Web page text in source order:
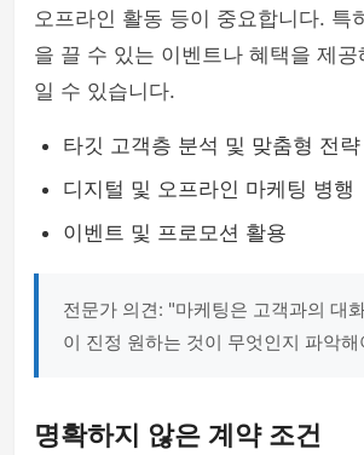
오프라인 활동 등이 중요합니다. 특
을 끌 수 있는 이벤트나 혜택을 제
일 수 있습니다.
타깃 고객층 분석 및 맞춤형 전략
디지털 및 오프라인 마케팅 병행
이벤트 및 프로모션 활용
전문가 의견: "마케팅은 고객과의 대
이 진정 원하는 것이 무엇인지 파악해
명확하지 않은 계약 조건